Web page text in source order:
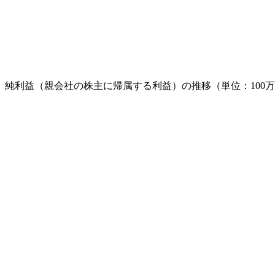
純利益（親会社の株主に帰属する利益）の推移（単位：100